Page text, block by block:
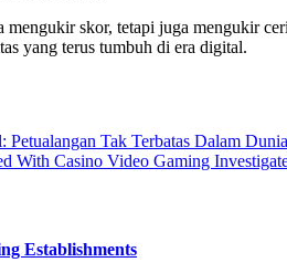
skor, tetapi juga mengukir
yang terus tumbuh di era digital.
Petualangan Tak Terbatas Dalam
With Casino Video Gaming
Establishments